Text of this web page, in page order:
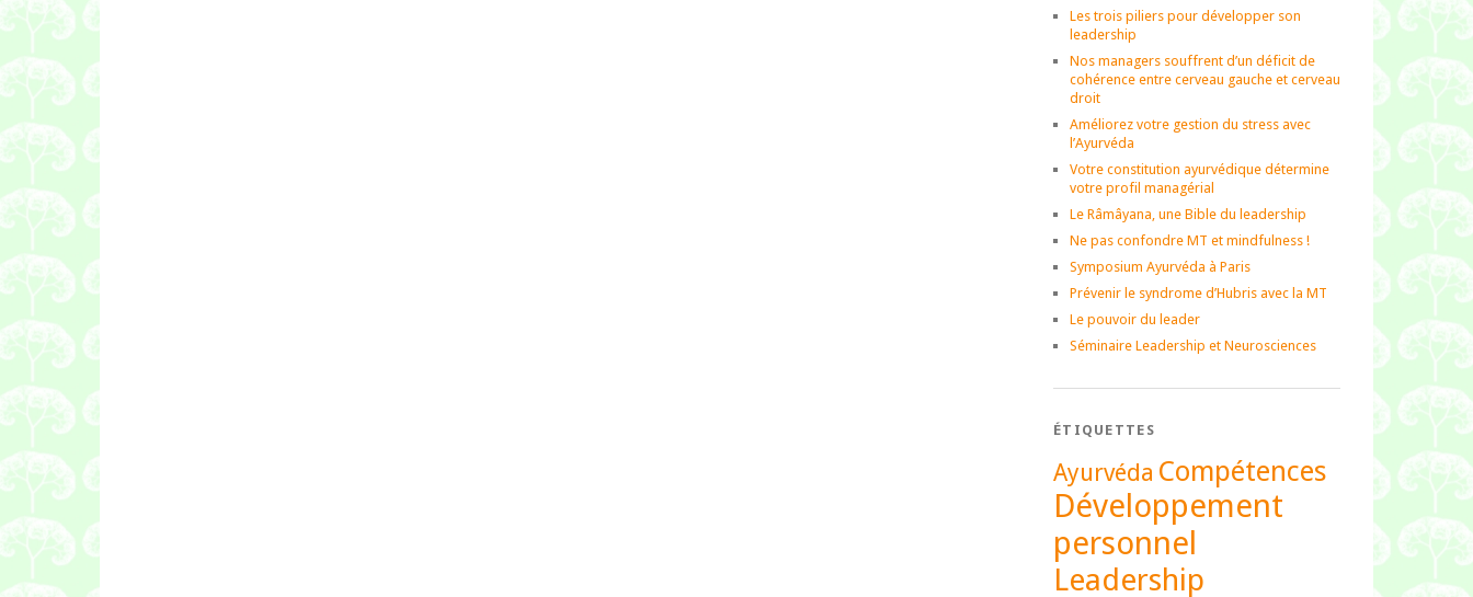
Les trois piliers pour développer son
leadership
Nos managers souffrent d’un déficit de
cohérence entre cerveau gauche et cerveau
droit
Améliorez votre gestion du stress avec
l’Ayurvéda
Votre constitution ayurvédique détermine
votre profil managérial
Le Râmâyana, une Bible du leadership
Ne pas confondre MT et mindfulness !
Symposium Ayurvéda à Paris
Prévenir le syndrome d’Hubris avec la MT
Le pouvoir du leader
Séminaire Leadership et Neurosciences
ÉTIQUETTES
Ayurvéda Compétences
Développement
personnel
Leadership